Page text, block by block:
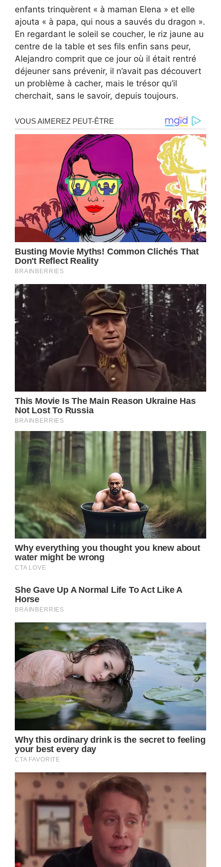
enfants trinquèrent « à maman Elena » et elle
ajouta « à papa, qui nous a sauvés du dragon ».
En regardant le soleil se coucher, le riz jaune au
centre de la table et ses fils enfin sans peur,
Alejandro comprit que ce jour où il était rentré
déjeuner sans prévenir, il n’avait pas découvert
un problème à cacher, mais le trésor qu’il
cherchait, sans le savoir, depuis toujours.